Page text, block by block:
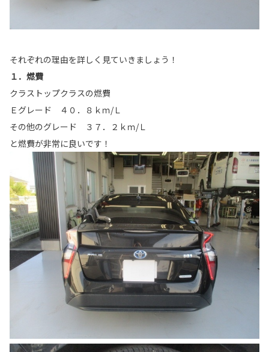
それぞれの理由を詳しく見ていきましょう！
１．燃費
クラストップクラスの燃費
Ｅグレード ４０．８ｋｍ/Ｌ
その他のグレード ３７．２ｋｍ/Ｌ
と燃費が非常に良いです！